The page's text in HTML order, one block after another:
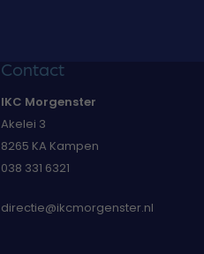
Contact
IKC Morgenster
Akelei 3
8265 KA Kampen
038 331 6321
directie@ikcmorgenster.nl